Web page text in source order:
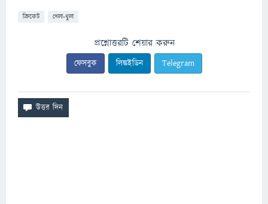
ক্রিকেট খেলা-ধুলা
প্রশ্নোত্তরটি শেয়ার করুন
ফেসবুক লিঙ্কইডিন Telegram